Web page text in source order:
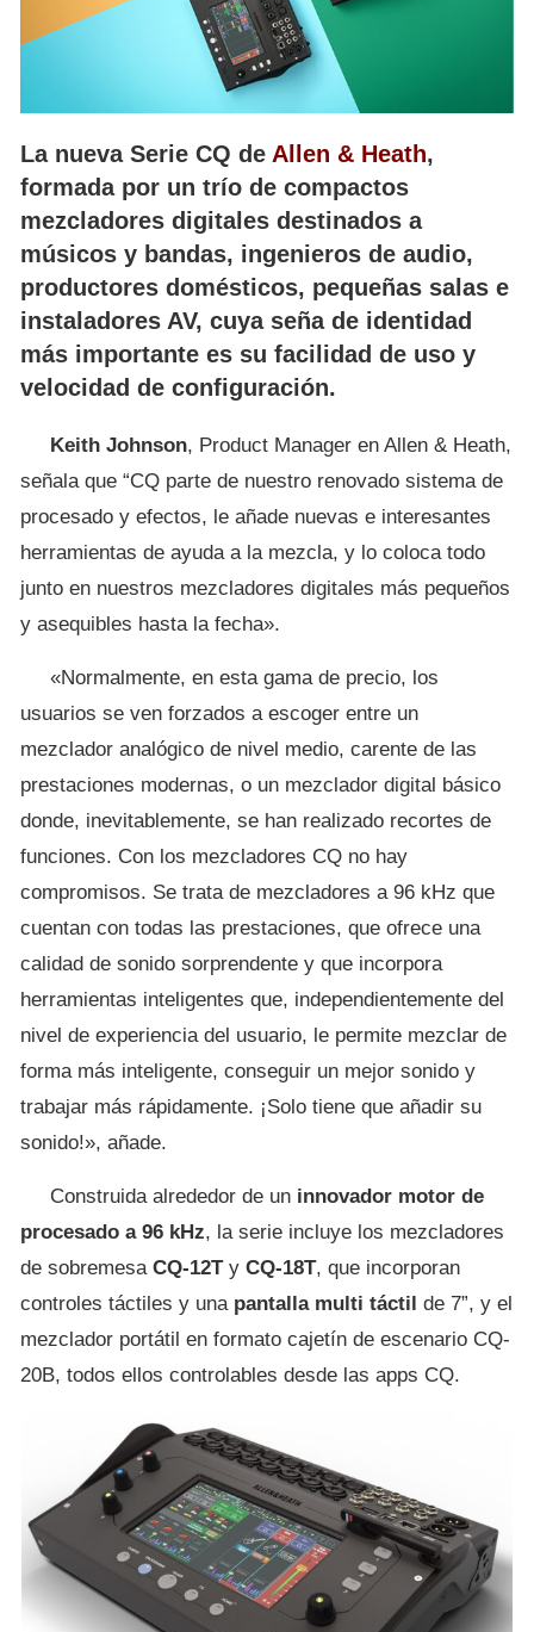
La nueva Serie CQ de Allen & Heath,
formada por un trío de compactos
mezcladores digitales destinados a
músicos y bandas, ingenieros de audio,
productores domésticos, pequeñas salas e
instaladores AV, cuya seña de identidad
más importante es su facilidad de uso y
velocidad de configuración.
Keith Johnson, Product Manager en Allen & Heath,
señala que “CQ parte de nuestro renovado sistema de
procesado y efectos, le añade nuevas e interesantes
herramientas de ayuda a la mezcla, y lo coloca todo
junto en nuestros mezcladores digitales más pequeños
y asequibles hasta la fecha».
«Normalmente, en esta gama de precio, los
usuarios se ven forzados a escoger entre un
mezclador analógico de nivel medio, carente de las
prestaciones modernas, o un mezclador digital básico
donde, inevitablemente, se han realizado recortes de
funciones. Con los mezcladores CQ no hay
compromisos. Se trata de mezcladores a 96 kHz que
cuentan con todas las prestaciones, que ofrece una
calidad de sonido sorprendente y que incorpora
herramientas inteligentes que, independientemente del
nivel de experiencia del usuario, le permite mezclar de
forma más inteligente, conseguir un mejor sonido y
trabajar más rápidamente. ¡Solo tiene que añadir su
sonido!», añade.
Construida alrededor de un innovador motor de
procesado a 96 kHz, la serie incluye los mezcladores
de sobremesa CQ-12Ty CQ-18T, que incorporan
controles táctiles y una pantalla multi táctil de 7”, y el
mezclador portátil en formato cajetín de escenario CQ-
20B, todos ellos controlables desde las apps CQ.